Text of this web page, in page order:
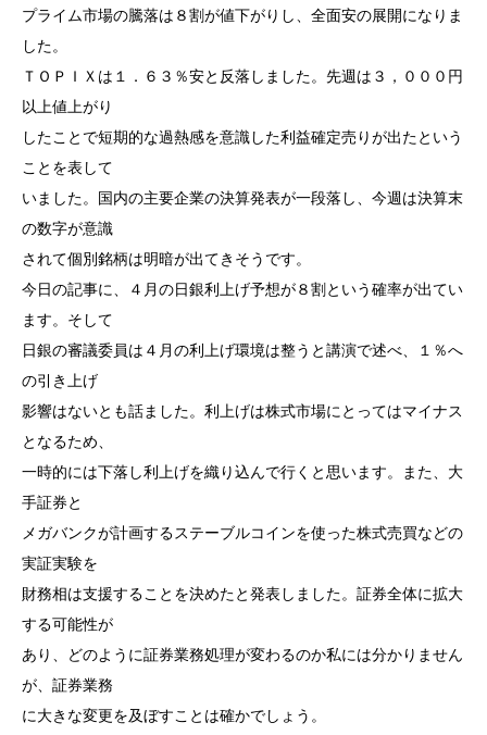
プライム市場の騰落は８割が値下がりし、全面安の展開になりま
した。
ＴＯＰＩＸは１．６３％安と反落しました。先週は３，０００円
以上値上がり
したことで短期的な過熱感を意識した利益確定売りが出たという
ことを表して
いました。国内の主要企業の決算発表が一段落し、今週は決算末
の数字が意識
されて個別銘柄は明暗が出てきそうです。
今日の記事に、４月の日銀利上げ予想が８割という確率が出てい
ます。そして
日銀の審議委員は４月の利上げ環境は整うと講演で述べ、１％へ
の引き上げ
影響はないとも話ました。利上げは株式市場にとってはマイナス
となるため、
一時的には下落し利上げを織り込んで行くと思います。また、大
手証券と
メガバンクが計画するステーブルコインを使った株式売買などの
実証実験を
財務相は支援することを決めたと発表しました。証券全体に拡大
する可能性が
あり、どのように証券業務処理が変わるのか私には分かりません
が、証券業務
に大きな変更を及ぼすことは確かでしょう。